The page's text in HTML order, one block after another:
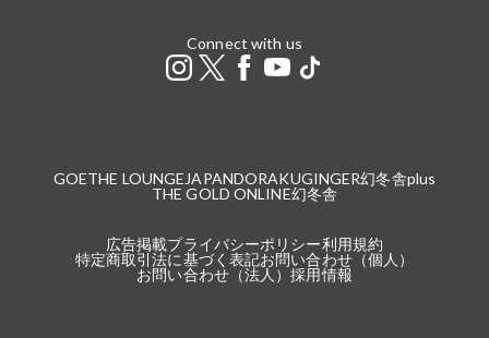
Connect with us
GOETHE LOUNGE JAPANDORAKUGINGER幻冬舎plus
THE GOLD ONLINE幻冬舎
広告掲載プライバシーポリシー利用規約
特定商取引法に基づく表記お問い合わせ（個人）
お問い合わせ（法人）採用情報